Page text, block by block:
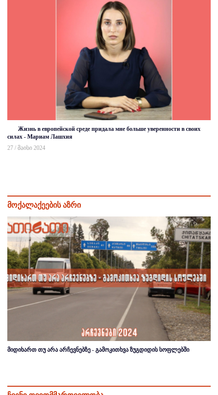
Жизнь в европейской среде придала мне больше уверенности в своих
силах - Мариам Лашхия
27 / მაისი 2024
მოქალაქეების აზრი
მიდიხართ თუ არა არჩევნებზე - გამოკითხვა ზუგდიდის სოფლებში